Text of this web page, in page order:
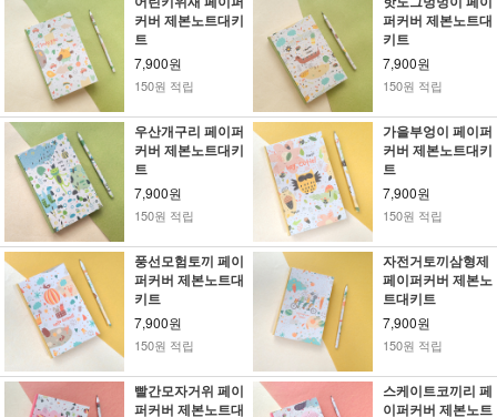
커버 제본노트대키
트
7,900원
150원 적립
퍼커버 제본노트대
키트
7,900원
150원 적립
우산개구리 페이퍼
커버 제본노트대키
트
7,900원
150원 적립
가을부엉이 페이퍼
커버 제본노트대키
트
7,900원
150원 적립
풍선모험토끼 페이
퍼커버 제본노트대
키트
7,900원
150원 적립
자전거토끼삼형제
페이퍼커버 제본노
트대키트
7,900원
150원 적립
빨간모자거위 페이
퍼커버 제본노트대
스케이트코끼리 페
이퍼커버 제본노트